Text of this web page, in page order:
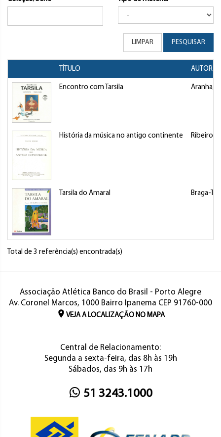
LIMPAR PESQUISAR
TÍTULO AUTOR/
Encontro com Tarsila Aranha,
História da música no antigo continente Ribeiro,
Tarsila do Amaral Braga-
Total de 3 referência(s) encontrada(s)
Associação Atlética Banco do Brasil - Porto Alegre
Av. Coronel Marcos, 1000 Bairro Ipanema CEP 91760-000
VEJA A LOCALIZAÇÃO NO MAPA
Central de Relacionamento:
Segunda a sexta-feira, das 8h às 19h
Sábados, das 9h às 17h
51 3243.1000